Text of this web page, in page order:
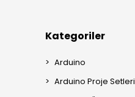
Kategoriler
Arduino
Arduino Proje Setleri